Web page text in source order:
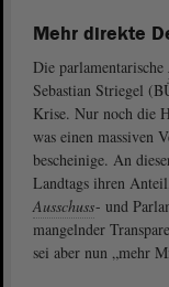
Mehr direkte
Die parlamentarische
Sebastian Striegel
Krise. Nur noch die
was einen massiven
bescheinige. An
Landtags ihren
Ausschuss- und
mangelnder
sei aber nun „mehr